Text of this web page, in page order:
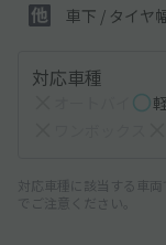
車下 / タイヤ
対応車種
対応車種に該当する車
でご注意ください。